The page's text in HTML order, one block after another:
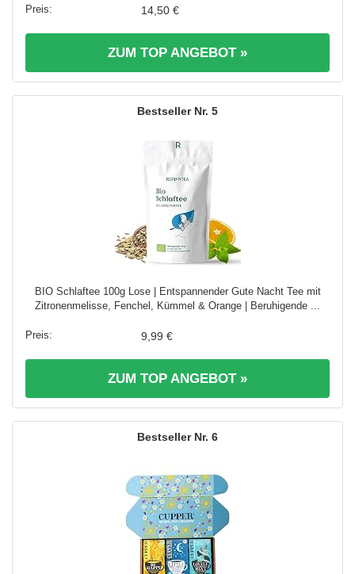
14,50 €
ZUM TOP ANGEBOT »
5
BIO Schlaftee 100g Lose | Entspannender Gute Nacht Tee mit
Zitronenmelisse, Fenchel, Kümmel & Orange | Beruhigende ...
9,99 €
ZUM TOP ANGEBOT »
6